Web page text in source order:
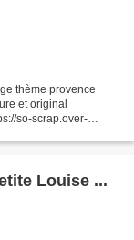
thème provence
et original
Louise ...